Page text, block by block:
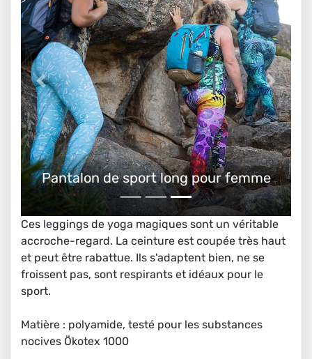
Pantalon de sport long pour femme
Ces leggings de yoga magiques sont un véritable
accroche-regard. La ceinture est coupée très haut
et peut être rabattue. Ils s'adaptent bien, ne se
froissent pas, sont respirants et idéaux pour le
sport.
Matière : polyamide, testé pour les substances
nocives Ökotex 1000